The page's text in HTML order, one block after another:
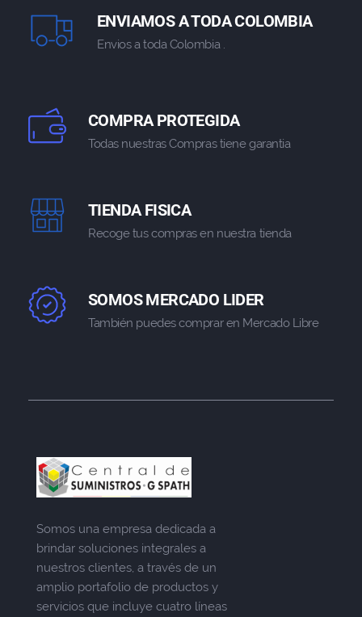
ENVIAMOS A TODA COLOMBIA
Envios a toda Colombia .
COMPRA PROTEGIDA
Todas nuestras Compras tiene garantia
TIENDA FISICA
Recoge tus compras en nuestra tienda
SOMOS MERCADO LIDER
También puedes comprar en Mercado Libre
Somos una empresa dedicada a
brindar soluciones integrales a
nuestros clientes, a través de un
amplio portafolio de productos y
servicios que incluye cuatro líneas